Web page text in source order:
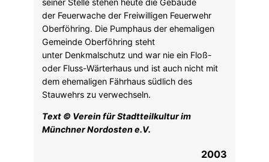
seiner Stelle stehen heute die Gebäude
der Feuerwache der Freiwilligen Feuerwehr
Oberföhring. Die Pumphaus der ehemaligen
Gemeinde Oberföhring steht
unter Denkmalschutz und war nie ein Floß-
oder Fluss-Wärterhaus und ist auch nicht mit
dem ehemaligen Fährhaus südlich des
Stauwehrs zu verwechseln.
Text © Verein für Stadtteilkultur im
Münchner Nordosten e.V.
2003